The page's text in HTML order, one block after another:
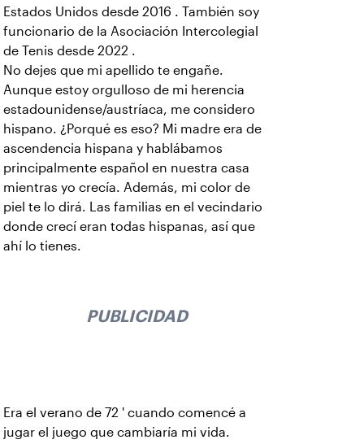
Estados Unidos desde 2016 . También soy
funcionario de la Asociación Intercolegial
de Tenis desde 2022 .
No dejes que mi apellido te engañe.
Aunque estoy orgulloso de mi herencia
estadounidense/austríaca, me considero
hispano. ¿Porqué es eso? Mi madre era de
ascendencia hispana y hablábamos
principalmente español en nuestra casa
mientras yo crecía. Además, mi color de
piel te lo dirá. Las familias en el vecindario
donde crecí eran todas hispanas, así que
ahí lo tienes.
PUBLICIDAD
Era el verano de 72 ' cuando comencé a
jugar el juego que cambiaría mi vida.